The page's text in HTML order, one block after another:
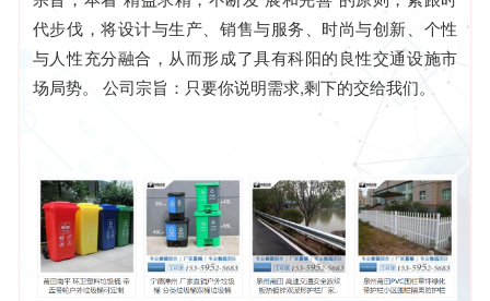
代步伐，将设计与生产、销售与服务、时尚与创新、个性
与人性充分融合，从而形成了具有科阳的良性交通设施市
场局势。 公司宗旨：只要你说明需求,剩下的交给我们。